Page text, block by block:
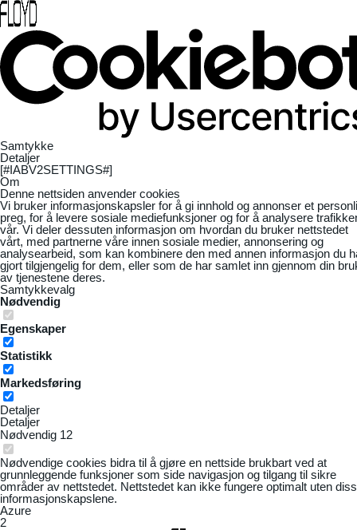
Samtykke
Detaljer
[#IABV2SETTINGS#]
Om
Denne nettsiden anvender cookies
Vi bruker informasjonskapsler for å gi innhold og annonser et
preg, for å levere sosiale mediefunksjoner og for å analysere
vår. Vi deler dessuten informasjon om hvordan du bruker nettstedet
vårt, med partnerne våre innen sosiale medier, annonsering og
analysearbeid, som kan kombinere den med annen informasjon du
gjort tilgjengelig for dem, eller som de har samlet inn gjennom din
av tjenestene deres.
Samtykkevalg
Nødvendig
Egenskaper
Statistikk
Markedsføring
Detaljer
Detaljer
Nødvendig 12
Nødvendige cookies bidra til å gjøre en nettside brukbart ved at
grunnleggende funksjoner som side navigasjon og tilgang til sikre
områder av nettstedet. Nettstedet kan ikke fungere optimalt uten
informasjonskapslene.
Azure
2